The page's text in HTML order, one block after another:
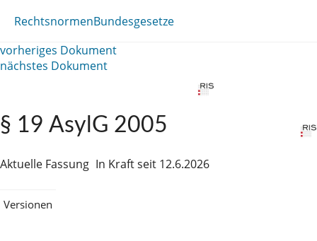
RechtsnormenBundesgesetze
vorheriges Dokument
nächstes Dokument
§ 19 AsylG 2005
Aktuelle Fassung In Kraft seit 12.6.2026
Versionen